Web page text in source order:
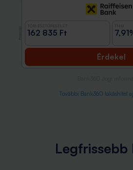
162 835 Ft
Érdekel
További Bank360 lakáshitel
Legfrissebb